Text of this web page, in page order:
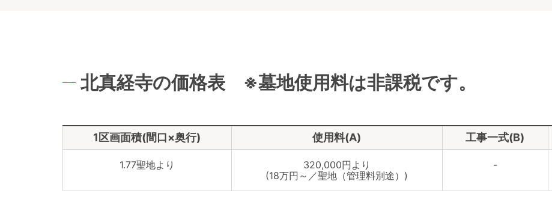
北真経寺の価格表 ※墓地使用料は非課税です。
1区画面積(間口×奥行) 使用料(A) 工事一式(B)
1.77聖地より
320,000円より
(18万円～／聖地（管理料別途）)
-